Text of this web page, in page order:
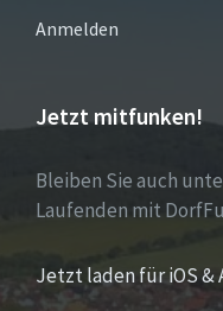
Anmelden
Jetzt mitfunken!
Bleiben Sie auch
Laufenden mit
Jetzt laden für iOS &